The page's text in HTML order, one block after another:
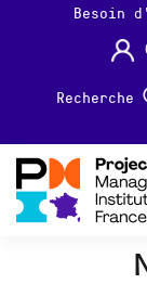
Besoin
Recherche